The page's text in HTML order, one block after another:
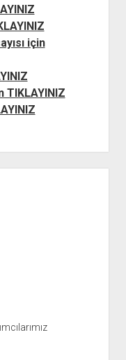
açılır
menüyü
için
TIKLAYINIZ